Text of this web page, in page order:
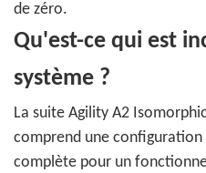
de zéro.
Qu'est-ce qui est
système ?
La suite Agility A2
comprend une
complète pour un